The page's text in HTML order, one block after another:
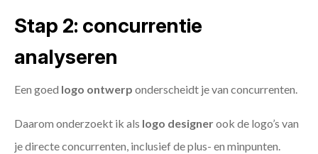
Stap 2: concurrentie
analyseren
Een goed logo ontwerp onderscheidt je van concurrenten.
Daarom onderzoekt ik als logo designerook de logo’s van
je directe concurrenten, inclusief de plus- en minpunten.